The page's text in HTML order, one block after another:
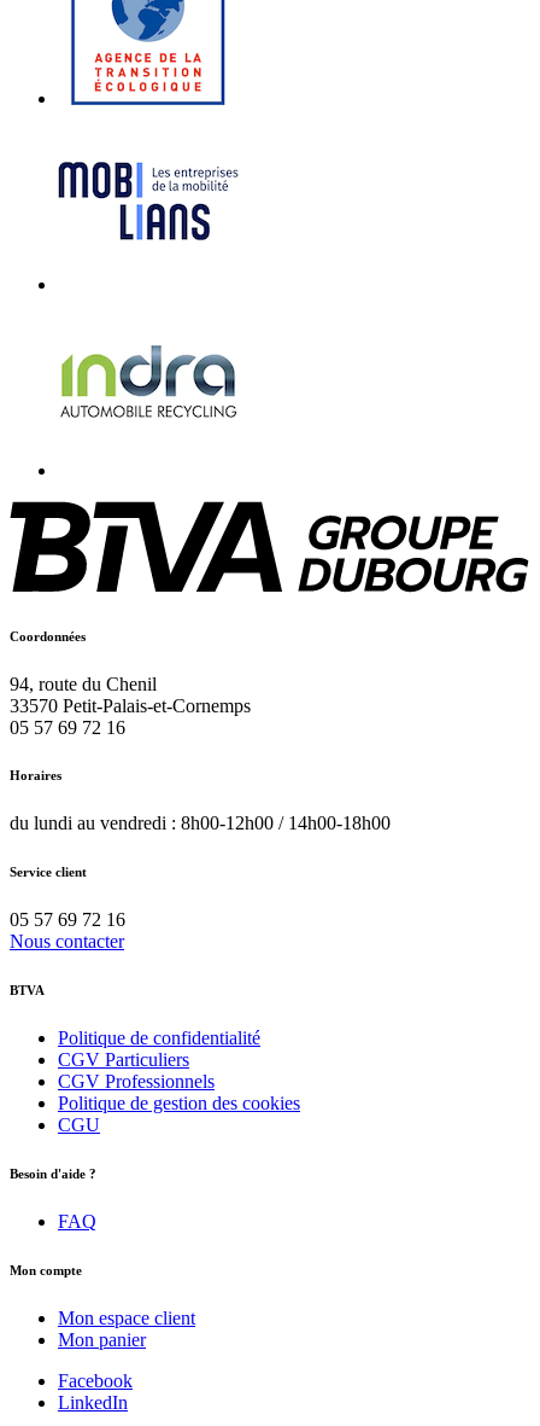
Coordonnées
94, route du Chenil
33570 Petit-Palais-et-Cornemps
05 57 69 72 16
Horaires
du lundi au vendredi : 8h00-12h00 / 14h00-18h00
Service client
05 57 69 72 16
Nous contacter
BTVA
Politique de confidentialité
CGV Particuliers
CGV Professionnels
Politique de gestion des cookies
CGU
Besoin d'aide ?
FAQ
Mon compte
Mon espace client
Mon panier
Facebook
LinkedIn